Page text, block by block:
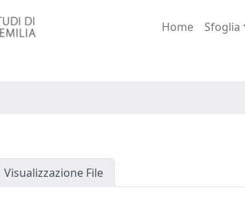
Home Sfoglia
Visualizzazione File